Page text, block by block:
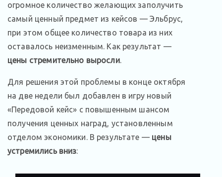
огромное количество желающих заполучить
самый ценный предмет из кейсов — Эльбрус,
при этом общее количество товара из них
оставалось неизменным. Как результат —
цены стремительно выросли.
Для решения этой проблемы в конце октября
на две недели был добавлен в игру новый
«Передовой кейс» с повышенным шансом
получения ценных наград, установленным
отделом экономики. В результате — цены
устремились вниз: